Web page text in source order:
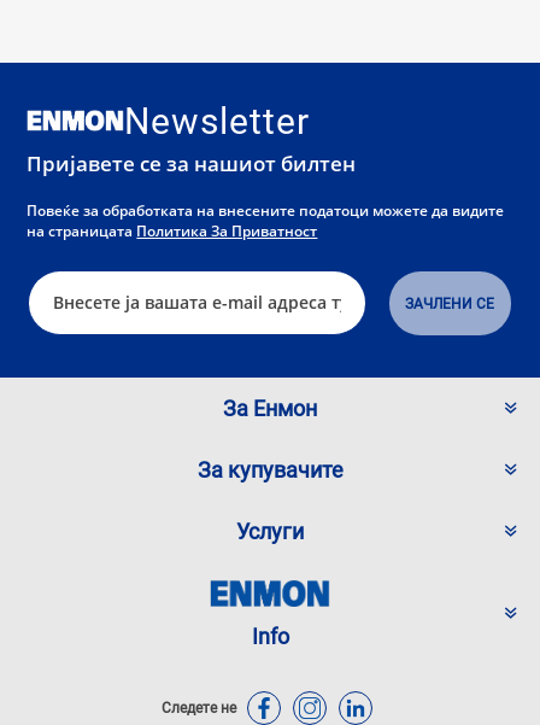
Newsletter
Пријавете се за нашиот билтен
Повеќе за обработката на внесените податоци можете да видите
на страницата Политика За Приватност
За Енмон
За купувачите
Услуги
Info
Следете не